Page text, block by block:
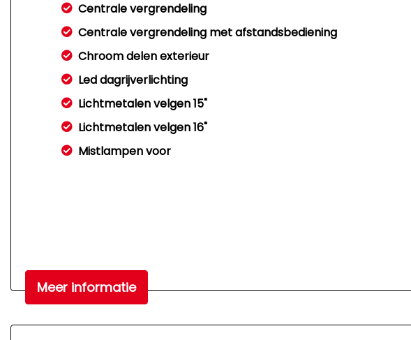
Centrale vergrendeling
Centrale vergrendeling met afstandsbediening
Chroom delen exterieur
Led dagrijverlichting
Lichtmetalen velgen 15"
Lichtmetalen velgen 16"
Mistlampen voor
Meer informatie